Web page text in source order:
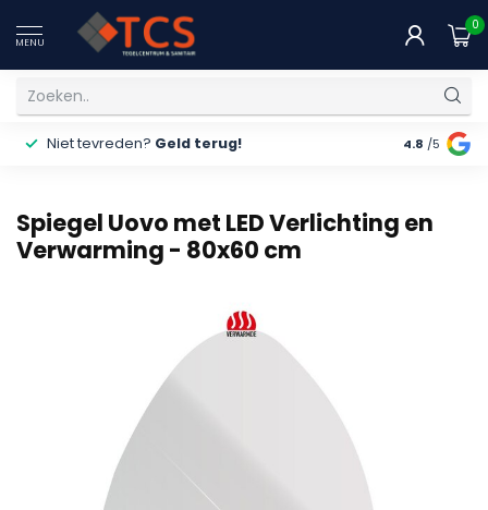
MENU
0
Niet tevreden? Geld terug! Gratis
4.8 /5
Spiegel Uovo met LED Verlichting en
Verwarming - 80x60 cm